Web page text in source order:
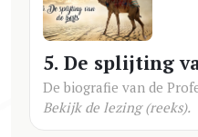
5. De splijting
De biografie van de
Bekijk de lezing (reeks).